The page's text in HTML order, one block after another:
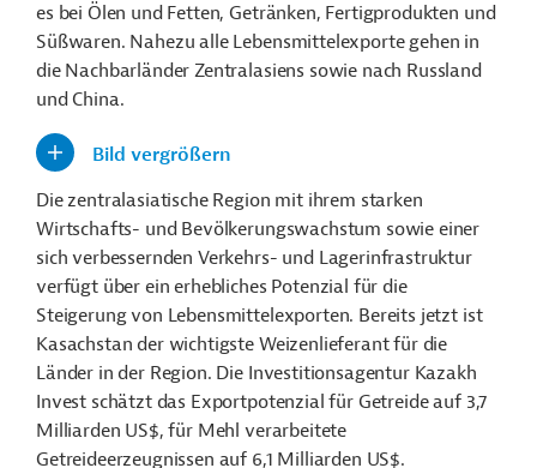
es bei Ölen und Fetten, Getränken, Fertigprodukten und
Süßwaren. Nahezu alle Lebensmittelexporte gehen in
die Nachbarländer Zentralasiens sowie nach Russland
und China.
Bild vergrößern
Die zentralasiatische Region mit ihrem starken
Wirtschafts- und Bevölkerungswachstum sowie einer
sich verbessernden Verkehrs- und Lagerinfrastruktur
verfügt über ein erhebliches Potenzial für die
Steigerung von Lebensmittelexporten. Bereits jetzt ist
Kasachstan der wichtigste Weizenlieferant für die
Länder in der Region. Die Investitionsagentur Kazakh
Invest schätzt das Exportpotenzial für Getreide auf 3,7
Milliarden US$, für Mehl verarbeitete
Getreideerzeugnissen auf 6,1 Milliarden US$.